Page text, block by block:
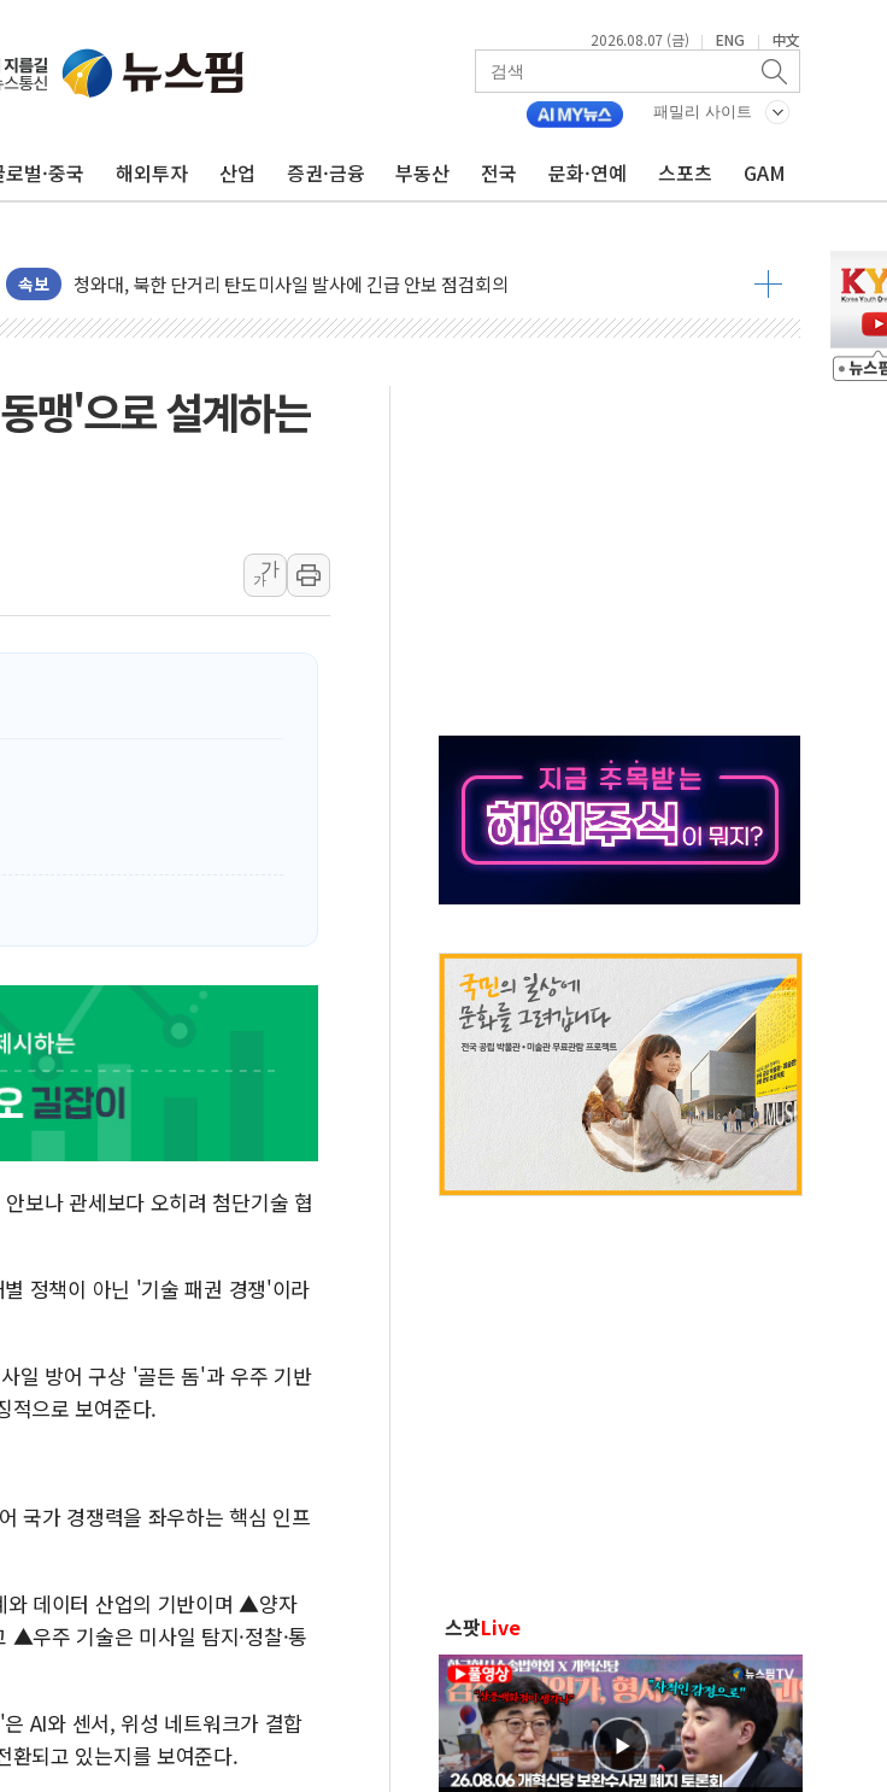
2026.08.07 (금) | ENG | 中文
패밀리 사이트
로벌·중국 해외투자 산업 증권·금융 부동산 전국 문화·연예 스포츠 GAM
속보
리투아니아 국방 "러, 우크라 드론으로 나토 회원국 공격 검토… 거짓 깃발 작전"
구광모, 내주 실리콘밸리서 젠슨 황 재회…로봇·AI 데이터센터·모빌리티 구체화
뉴욕증시 개장 전 특징주...모더나·아이온큐·도어대시↑ VS 샌디스크·피그마·앱러빈↓
김정관 장관 "영업이익 N% 성과급 반대…상법·자본시장법 개정 논의"
청와대, 북한 단거리 탄도미사일 발사에 긴급 안보 점검회의
금값 7주 만에 최고…美 고용 둔화·호르무즈 재개방 기대에 강세
러, 1인칭시점 드론으로 우크라 민간인 '사파리' 공격… 시민들 공포감 극대화 전략
[베트남 증시] 지수 하락 속 'DGC' 임시 주총 기대감에 홀로 상한가…마진 잔액은 사상 최고
해군 1함대 창설 80주년…지역과 함께하는 '선봉'의 대민 봉사
[3보] 북, 원산서 동해로 단거리 탄도미사일 1발 발사… 올해 10번째·42일 만 도발
맹'으로 설계하는
가
가
보나 관세보다 오히려 첨단기술 협
정책이 아닌 '기술 패권 경쟁'이라
일 방어 구상 '골든 돔'과 우주 기반
적으로 보여준다.
국가 경쟁력을 좌우하는 핵심 인프
데이터 산업의 기반이며 ▲양자
▲우주 기술은 미사일 탐지·정찰·통
AI와 센서, 위성 네트워크가 결합
환되고 있는지를 보여준다.
스팟Live